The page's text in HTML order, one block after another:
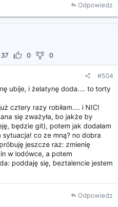
Odpowiedz
37 0 0
#504
ubije, i żelatynę doda.... to torty
cztery razy robiłam.... i NIC!
się zważyła, bo jakże by
będzie git), potem jak dodałam
co ze mną? no dobra
jeszcze raz: zmienię
w lodówce, a potem
poddaję się, beztalencie jestem
Odpowiedz